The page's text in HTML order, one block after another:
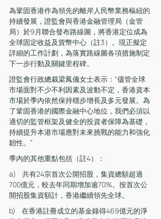
為鞏固香港作為領先的離岸人民幣業務樞紐的
持續發展，證監會與香港金融管理局（金管
局）於9月聯合發布路線圖，將香港定位成為
全球固定收益及貨幣中心（註3）。現正擬定
詳細的工作計劃，為落實路線圖各項措施制定
下一步行動及關鍵里程碑。
證監會行政總裁梁鳳儀女士表示：“儘管全球
市場面對不少不利因素及波動不定，香港資本
市場於季內依然保持穩步增長及多元發展。為
了鞏固香港的國際金融中心地位，我們必須以
適切的監管框架及健全的投資者保障為基礎，
持續提升本港市場應對未來挑戰的能力和強化
韌性。”
季內的其他重點包括（註4）：
a)    共有24宗首次公開招股，集資總額超過
700億元，較去年同期增加逾70%。按首次公
開招股集資額計，香港繼續領先全球。
b)    在香港註冊成立的基金錄得469億元的淨